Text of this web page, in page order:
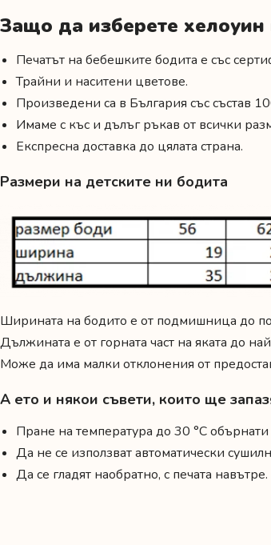
Защо да изберете хелоуин
Печатът на бебешките бодита е със
Трайни и наситени цветове.
Произведени са в България със състав
Имаме с къс и дълъг ръкав от всички
Експресна доставка до цялата страна.
Размери на детските ни бодита
Ширината на бодито е от подмишница до
Дължината е от горната част на яката до
Може да има малки отклонения от
А ето и някои съвети, които ще
Пране на температура до 30 °C обърнати
Да не се използват автоматически
Да се гладят наобратно, с печата навътре.